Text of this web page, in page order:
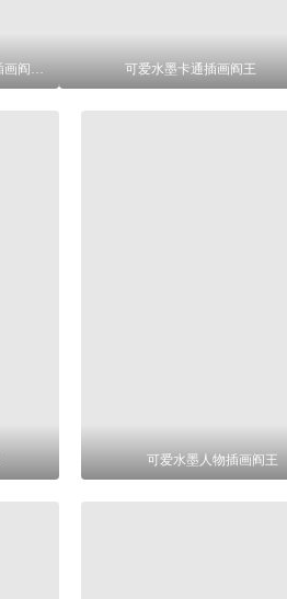
头像插画水墨笔刷水墨风格艺术插画阎罗王 可爱水墨卡通插画阎王
可爱水墨人物插画阎王